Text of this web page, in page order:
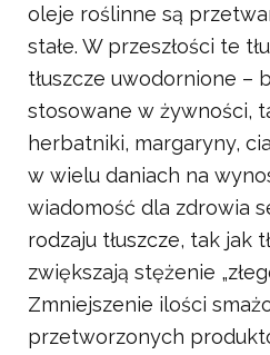
oleje roślinne są
stałe. W przeszłości te
tłuszcze uwodornione –
stosowane w żywności,
herbatniki, margaryny,
w wielu daniach na
wiadomość dla zdrowia
rodzaju tłuszcze, tak jak
zwiększają stężenie
Zmniejszenie ilości
przetworzonych